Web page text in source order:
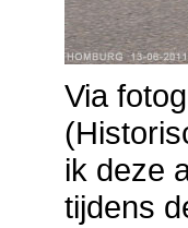
Via
ik deze
tijdens